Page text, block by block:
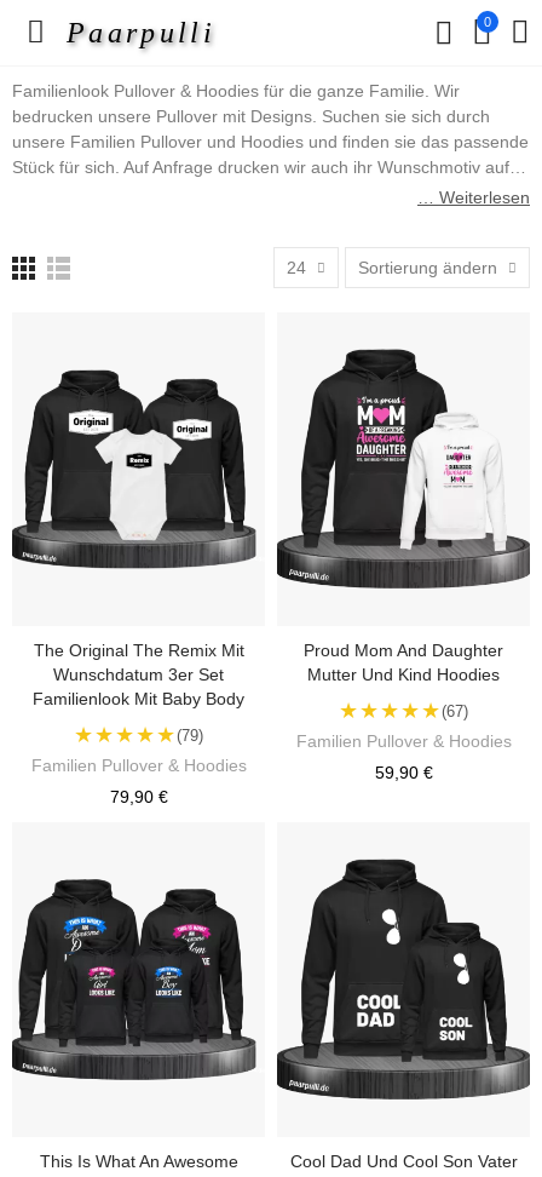
Paarpulli 0
Familienlook Pullover & Hoodies für die ganze Familie. Wir
bedrucken unsere Pullover mit Designs. Suchen sie sich durch
unsere Familien Pullover und Hoodies und finden sie das passende
Stück für sich. Auf Anfrage drucken wir auch ihr Wunschmotiv auf.
Schreiben sie uns einfach über das Kontaktformular an. In dieser
Pullover oder aber auch Pullover im King, Queen, Prince und
Princess Design, uvm.
Viel Spaß wünscht ihnen das Paarpulli Team.
… Weiterlesen
24 Sortierung ändern
The Original The Remix Mit
Wunschdatum 3er Set
Familienlook Mit Baby Body
★★★★★(79)
Familien Pullover & Hoodies
79,90 €
Proud Mom And Daughter
Mutter Und Kind Hoodies
★★★★★(67)
Familien Pullover & Hoodies
59,90 €
This Is What An Awesome
Cool Dad Und Cool Son Vater